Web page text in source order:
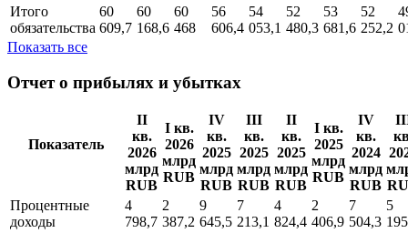
Итого
обязательства
60
609,7
60
168,6
60
468
56
606,4
54
053,1
52
480,3
53
681,6
52
252,2
Показать все
Отчет о прибылях и убытках
Показатель
II
кв.
2026
млрд
RUB
I кв.
2026
млрд
RUB
IV
кв.
2025
млрд
RUB
III
кв.
2025
млрд
RUB
II
кв.
2025
млрд
RUB
I кв.
2025
млрд
RUB
IV
кв.
2024
млрд
RUB
Процентные
доходы
4
798,7
2
387,2
9
645,5
7
213,1
4
824,4
2
406,9
7
504,3
5